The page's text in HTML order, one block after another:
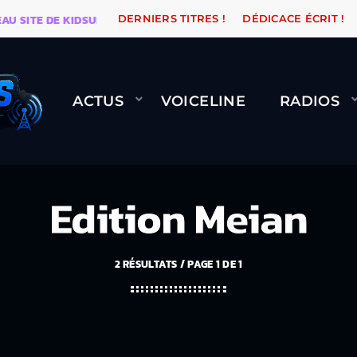
DE KIDSUNE WARÉTRO ORANGE ROAD QUI
DERNIERS TITRES ! DÉDICACE ÉCRIT !
ACTUS VOICELINE RADIOS
Edition Meian
2 RÉSULTATS / PAGE 1 DE 1